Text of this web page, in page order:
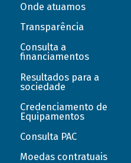
Onde atuamos
Transparência
Consulta a
financiamentos
Resultados para a
sociedade
Credenciamento de
Equipamentos
Consulta PAC
Moedas contratuais